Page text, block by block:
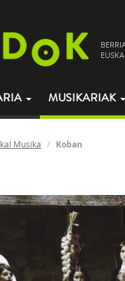
MUSIKARIAK
Musika Koban